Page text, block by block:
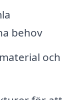
behov
och